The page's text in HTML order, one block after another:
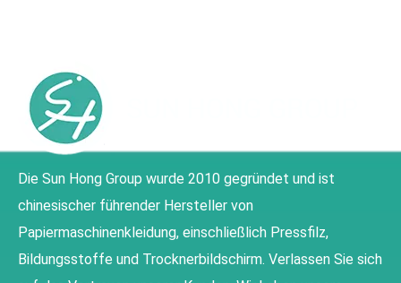
Die Sun Hong Group wurde 2010 gegründet und ist
chinesischer führender Hersteller von
Papiermaschinenkleidung, einschließlich Pressfilz,
Bildungsstoffe und Trocknerbildschirm. Verlassen Sie sich